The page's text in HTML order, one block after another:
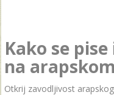
Kako se
na
Otkrij zavodljivost